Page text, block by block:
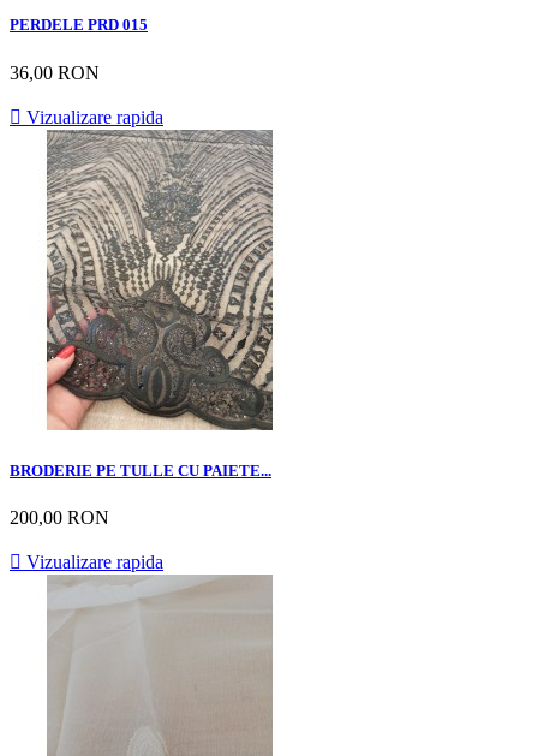
PERDELE PRD 015
36,00 RON
 Vizualizare rapida
BRODERIE PE TULLE CU PAIETE...
200,00 RON
 Vizualizare rapida